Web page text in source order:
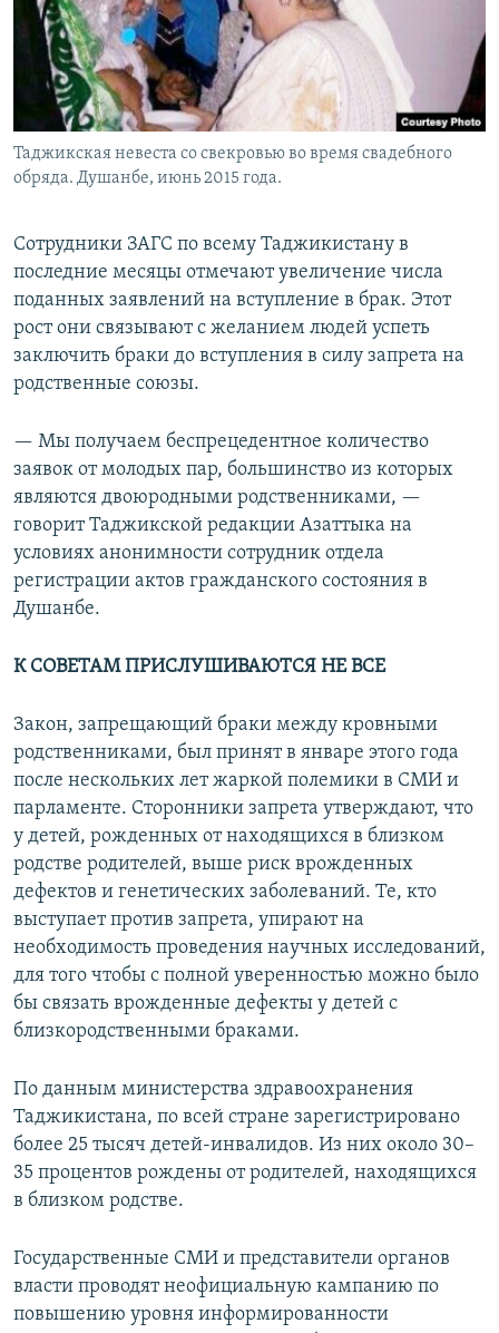
Таджикская невеста со свекровью во время свадебного
обряда. Душанбе, июнь 2015 года.
Сотрудники ЗАГС по всему Таджикистану в
последние месяцы отмечают увеличение числа
поданных заявлений на вступление в брак. Этот
рост они связывают с желанием людей успеть
заключить браки до вступления в силу запрета на
родственные союзы.
— Мы получаем беспрецедентное количество
заявок от молодых пар, большинство из которых
являются двоюродными родственниками, —
говорит Таджикской редакции Азаттыка на
условиях анонимности сотрудник отдела
регистрации актов гражданского состояния в
Душанбе.
К СОВЕТАМ ПРИСЛУШИВАЮТСЯ НЕ ВСЕ
Закон, запрещающий браки между кровными
родственниками, был принят в январе этого года
после нескольких лет жаркой полемики в СМИ и
парламенте. Сторонники запрета утверждают, что
у детей, рожденных от находящихся в близком
родстве родителей, выше риск врожденных
дефектов и генетических заболеваний. Те, кто
выступает против запрета, упирают на
необходимость проведения научных исследований,
для того чтобы с полной уверенностью можно было
бы связать врожденные дефекты у детей с
близкородственными браками.
По данным министерства здравоохранения
Таджикистана, по всей стране зарегистрировано
более 25 тысяч детей-инвалидов. Из них около 30–
35 процентов рождены от родителей, находящихся
в близком родстве.
Государственные СМИ и представители органов
власти проводят неофициальную кампанию по
повышению уровня информированности